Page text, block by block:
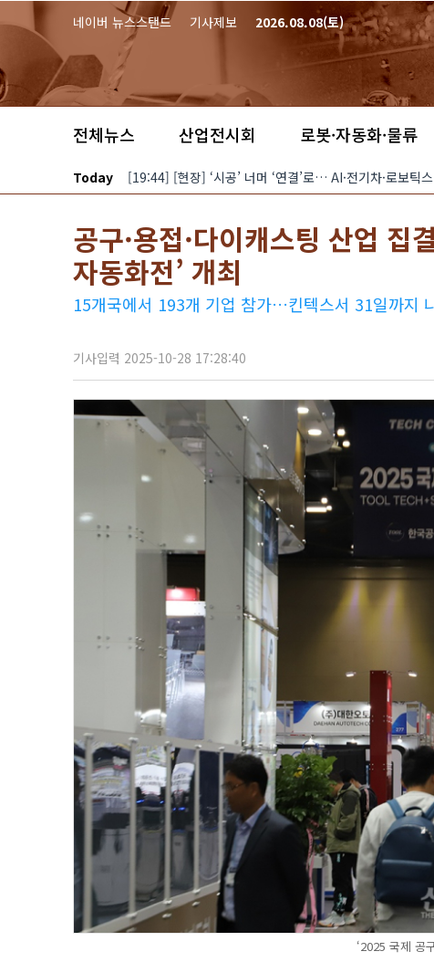
네이버 뉴스스탠드 기사제보 2026.08.08(토)
전체뉴스 산업전시회 로봇·자동화·물류
Today [19:44] [현장] ‘시공’ 너머 ‘연결’로… AI·전기차·로보틱
공구·용접·다이캐스팅 산업
자동화전’ 개최
15개국에서 193개 기업 참가…킨텍스서 31일까지
기사입력 2025-10-28 17:28:40
‘2025 국제 공